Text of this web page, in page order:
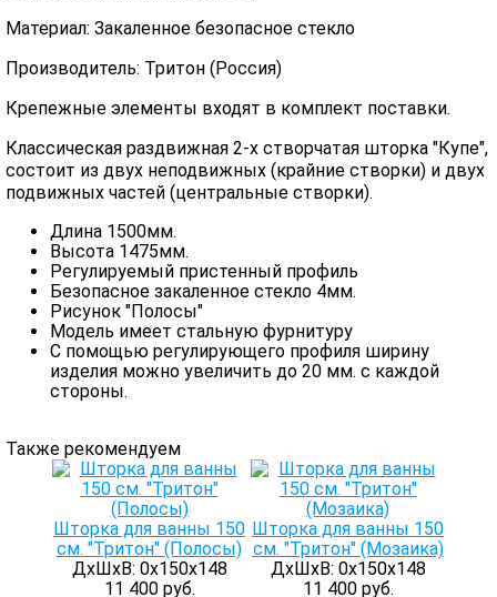
Материал: Закаленное безопасное стекло
Производитель: Тритон (Россия)
Крепежные элементы входят в комплект поставки.
Классическая раздвижная 2-х створчатая шторка "Купе",
состоит из двух неподвижных (крайние створки) и двух
подвижных частей (центральные створки).
Длина 1500мм.
Высота 1475мм.
Регулируемый пристенный профиль
Безопасное закаленное стекло 4мм.
Рисунок "Полосы"
Модель имеет стальную фурнитуру
С помощью регулирующего профиля ширину
изделия можно увеличить до 20 мм. с каждой
стороны.
Также рекомендуем
Шторка для ванны 150
см. "Тритон" (Полосы)
ДхШхВ: 0х150х148
11 400 руб.
Шторка для ванны 150
см. "Тритон" (Мозаика)
ДхШхВ: 0х150х148
11 400 руб.